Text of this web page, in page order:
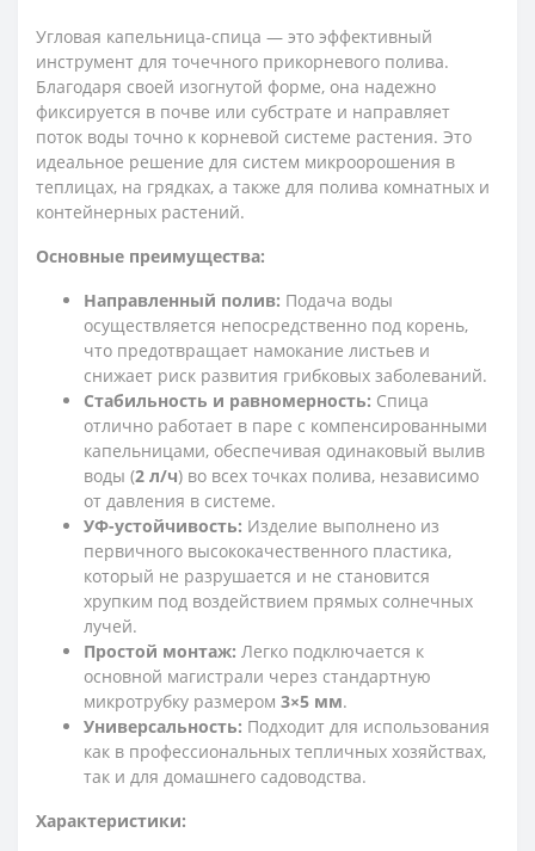
Угловая капельница-спица — это эффективный
инструмент для точечного прикорневого полива.
Благодаря своей изогнутой форме, она надежно
фиксируется в почве или субстрате и направляет
поток воды точно к корневой системе растения. Это
идеальное решение для систем микроорошения в
теплицах, на грядках, а также для полива комнатных и
контейнерных растений.
Основные преимущества:
Направленный полив: Подача воды
осуществляется непосредственно под корень,
что предотвращает намокание листьев и
снижает риск развития грибковых заболеваний.
Стабильность и равномерность: Спица
отлично работает в паре с компенсированными
капельницами, обеспечивая одинаковый вылив
воды (2 л/ч) во всех точках полива, независимо
от давления в системе.
УФ-устойчивость: Изделие выполнено из
первичного высококачественного пластика,
который не разрушается и не становится
хрупким под воздействием прямых солнечных
лучей.
Простой монтаж: Легко подключается к
основной магистрали через стандартную
микротрубку размером 3×5 мм.
Универсальность: Подходит для использования
как в профессиональных тепличных хозяйствах,
так и для домашнего садоводства.
Характеристики: